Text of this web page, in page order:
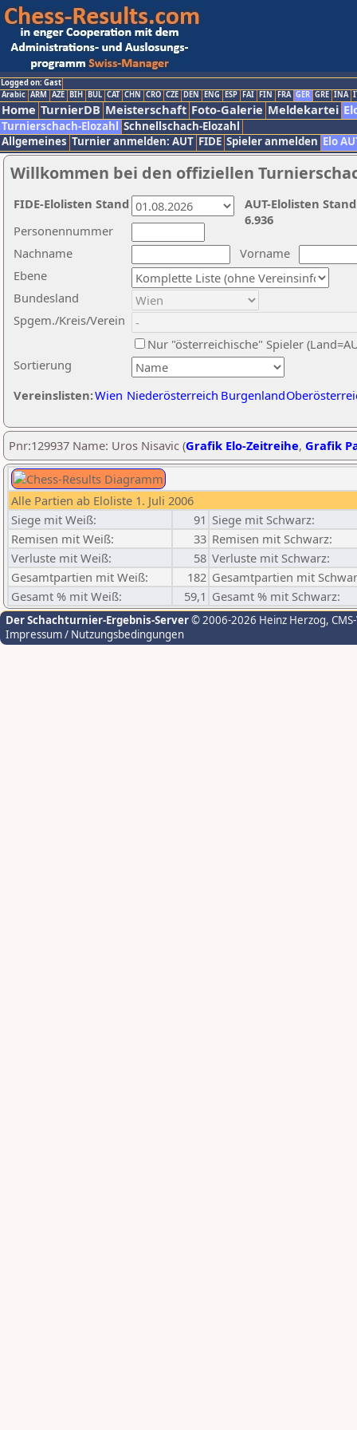
Logged on: Gast
Arabic ARM AZE BIH BUL CAT CHN CRO CZE DEN ENG ESP FAI FIN FRA GER GRE INA
Home TurnierDB Meisterschaft Foto-Galerie Meldekartei
Turnierschach-Elozahl Schnellschach-Elozahl
Allgemeines Turnier anmelden: AUT FIDE Spieler anmelden Elo
Willkommen bei den offiziellen
Nachname
Vorname
Ebene
Sortierung
Personennummer
Bundesland
Spgem./Kreis/Verein
Nur "österreichische" Spieler
Vereinslisten:Wien Niederösterreich Burgenland
AUT-Elolisten
6.936
FIDE-Elolisten Stand
Pnr:129937 Name: Uros Nisavic (Grafik Elo-Zeitreihe, Grafik
Alle Partien ab Eloliste 1. Juli 2006
Siege mit Weiß:
91 Siege mit Schwarz:
Remisen mit Weiß:
33 Remisen mit Schwarz:
Verluste mit Weiß:
58 Verluste mit Schwarz:
Gesamtpartien mit Weiß:
182 Gesamtpartien mit
Gesamt % mit Weiß:
59,1 Gesamt % mit Schwarz:
Der Schachturnier-Ergebnis-Server© 2006-2026 Heinz Herzog,
Impressum / Nutzungsbedingungen